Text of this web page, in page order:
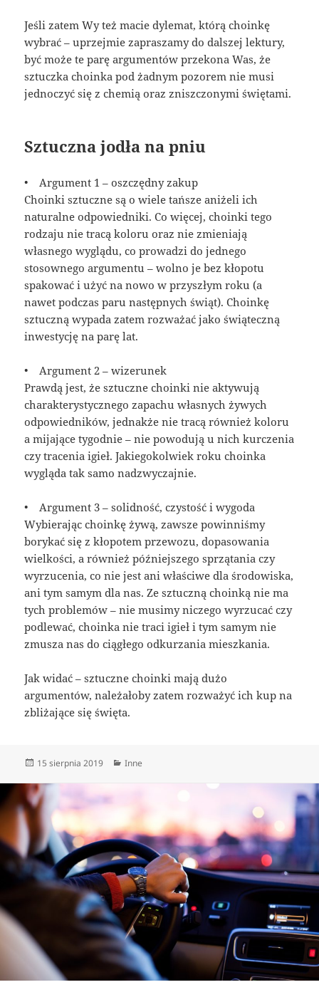
Jeśli zatem Wy też macie dylemat, którą choinkę
wybrać – uprzejmie zapraszamy do dalszej lektury,
być może te parę argumentów przekona Was, że
sztuczka choinka pod żadnym pozorem nie musi
jednoczyć się z chemią oraz zniszczonymi świętami.
Sztuczna jodła na pniu
• Argument 1 – oszczędny zakup
Choinki sztuczne są o wiele tańsze aniżeli ich
naturalne odpowiedniki. Co więcej, choinki tego
rodzaju nie tracą koloru oraz nie zmieniają
własnego wyglądu, co prowadzi do jednego
stosownego argumentu – wolno je bez kłopotu
spakować i użyć na nowo w przyszłym roku (a
nawet podczas paru następnych świąt). Choinkę
sztuczną wypada zatem rozważać jako świąteczną
inwestycję na parę lat.
• Argument 2 – wizerunek
Prawdą jest, że sztuczne choinki nie aktywują
charakterystycznego zapachu własnych żywych
odpowiedników, jednakże nie tracą również koloru
a mijające tygodnie – nie powodują u nich kurczenia
czy tracenia igieł. Jakiegokolwiek roku choinka
wygląda tak samo nadzwyczajnie.
• Argument 3 – solidność, czystość i wygoda
Wybierając choinkę żywą, zawsze powinniśmy
borykać się z kłopotem przewozu, dopasowania
wielkości, a również późniejszego sprzątania czy
wyrzucenia, co nie jest ani właściwe dla środowiska,
ani tym samym dla nas. Ze sztuczną choinką nie ma
tych problemów – nie musimy niczego wyrzucać czy
podlewać, choinka nie traci igieł i tym samym nie
zmusza nas do ciągłego odkurzania mieszkania.
Jak widać – sztuczne choinki mają dużo
argumentów, należałoby zatem rozważyć ich kup na
zbliżające się święta.
Data
15 sierpnia 2019 Kategorie
Inne